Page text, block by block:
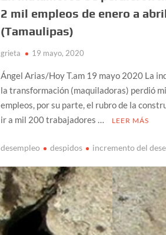
2 mil empleos de enero a
(Tamaulipas)
grieta 19 mayo, 2020
Ángel Arias/Hoy T.am 19 mayo 2020 La
la transformación (maquiladoras) perdió
empleos, por su parte, el rubro de la
ir a mil 200 trabajadores …
LEER MÁS
desempleo despidos incremento del